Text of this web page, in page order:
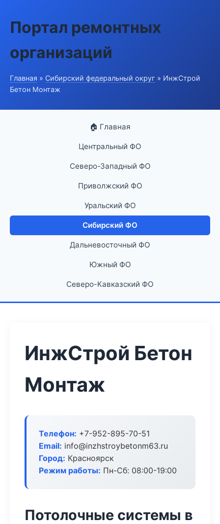
Портал ремонтных
организаций
Главная » Сибирский федеральный округ » ИнжСтрой
Бетон Монтаж
🏠 Главная
Центральный ФО
Северо-Западный ФО
Приволжский ФО
Уральский ФО
Сибирский ФО
Дальневосточный ФО
Южный ФО
Северо-Кавказский ФО
ИнжСтрой Бетон
Монтаж
Телефон: +7-952-895-70-51
Email: info@inzhstroybetonm63.ru
Город: Красноярск
Режим работы: Пн-Сб: 08:00-19:00
Потолочные системы в